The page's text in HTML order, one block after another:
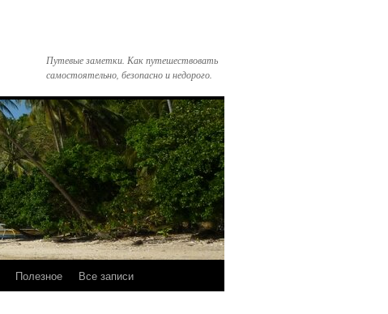
Путевые заметки. Как путешествовать
самостоятельно, безопасно и недорого.
Полезное Все записи